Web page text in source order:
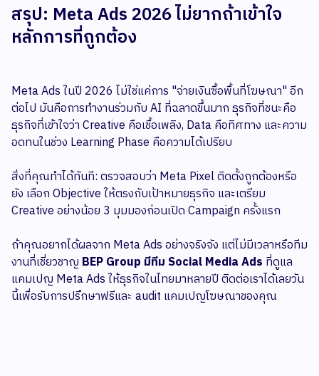
สรุป: Meta Ads 2026 ไม่ยากถ้าเข้าใจ
หลักการที่ถูกต้อง
Meta Ads ในปี 2026 ไม่ใช่แค่การ "จ่ายเงินซื้อพื้นที่โฆษณา" อีก
ต่อไป มันคือการทำงานร่วมกับ AI ที่ฉลาดขึ้นมาก ธุรกิจที่ชนะคือ
ธุรกิจที่เข้าใจว่า Creative คือเชื้อเพลิง, Data คือทิศทาง และความ
อดทนในช่วง Learning Phase คือความได้เปรียบ
สิ่งที่คุณทำได้ทันที: ตรวจสอบว่า Meta Pixel ติดตั้งถูกต้องหรือ
ยัง เลือก Objective ให้ตรงกับเป้าหมายธุรกิจ และเตรียม
Creative อย่างน้อย 3 มุมมองก่อนเปิด Campaign ครั้งแรก
ถ้าคุณอยากได้ผลจาก Meta Ads อย่างจริงจัง แต่ไม่มีเวลาหรือทีม
งานที่เชี่ยวชาญ BEP Group มีทีม Social Media Ads ที่ดูแล
แคมเปญ Meta Ads ให้ธุรกิจในไทยมาหลายปี ติดต่อเราได้เลยวัน
นี้เพื่อรับการปรึกษาฟรีและ audit แคมเปญโฆษณาของคุณ